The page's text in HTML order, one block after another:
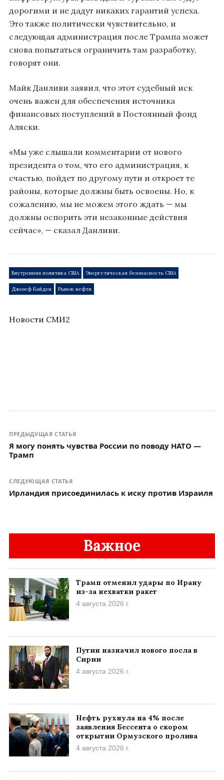
дорогими и не дадут никаких гарантий успеха.
Это также политически чувствительно, и
следующая администрация после Трампа может
снова попытаться ограничить там разработку,
говорят они.
Майк Данливи заявил, что этот судебный иск
очень важен для обеспечения источника
финансовых поступлений в Постоянный фонд
Аляски.
«Мы уже слышали комментарии от нового
президента о том, что его администрация, к
счастью, пойдет по другому пути и откроет те
районы, которые должны быть освоены. Но, к
сожалению, мы не можем этого ждать — мы
должны оспорить эти незаконные действия
сейчас», — сказал Данливи.
Внутренняя политика США Энергетическая безопасность США
Джозеф Байден Рынок нефти
Новости СМИ2
ПРЕДЫДУЩАЯ СТАТЬЯ
Я могу понять чувства России по поводу НАТО —
Трамп
СЛЕДУЮЩАЯ СТАТЬЯ
Ирландия присоединилась к иску против Израиля
Важное
Трамп отменил удары по Ирану
из-за нехватки ракет
4 августа 2026 г.
Путин назначил нового посла в
Сирии
4 августа 2026 г.
Нефть рухнула на 4% после
заявления Бессента о скором
открытии Ормузского пролива
4 августа 2026 г.